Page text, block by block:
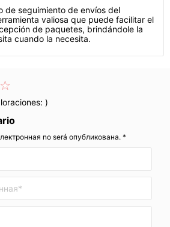
de seguimiento de envíos del
valiosa que puede facilitar el
de paquetes, brindándole la
cuando la necesita.
)
no será опубликована. *